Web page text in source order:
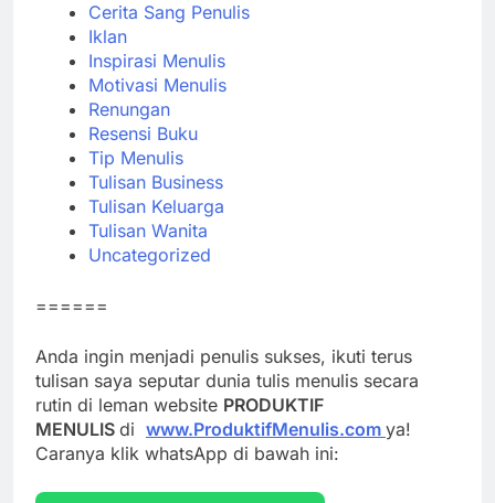
Cerita Sang Penulis
Iklan
Inspirasi Menulis
Motivasi Menulis
Renungan
Resensi Buku
Tip Menulis
Tulisan Business
Tulisan Keluarga
Tulisan Wanita
Uncategorized
======
Anda ingin menjadi penulis sukses, ikuti terus
tulisan saya seputar dunia tulis menulis secara
rutin di leman website PRODUKTIF
MENULIS di www.ProduktifMenulis.com ya!
Caranya klik whatsApp di bawah ini: